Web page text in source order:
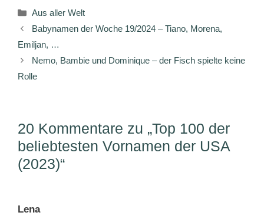
Kategorien
Aus aller Welt
Babynamen der Woche 19/2024 – Tiano, Morena,
Emiljan, …
Nemo, Bambie und Dominique – der Fisch spielte keine
Rolle
20 Kommentare zu „Top 100 der
beliebtesten Vornamen der USA
(2023)“
Lena